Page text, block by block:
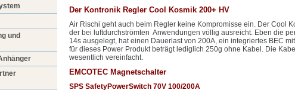
und
Der Kontronik Regler Cool Kosmik 200+ HV
Air Rischi geht auch beim Regler keine Kompromisse ein. Der Cool
der bei luftdurchströmten Anwendungen völlig ausreicht. Eben die
14s ausgelegt, hat einen Dauerlast von 200A, ein integriertes BEC
für dieses Power Produkt beträgt lediglich 250g ohne Kabel. Die
wesentlich vereinfacht.
EMCOTEC Magnetschalter
SPS SafetyPowerSwitch 70V 100/200A